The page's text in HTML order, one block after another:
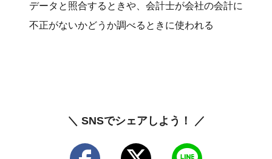
データと照合するときや、会計士が会社の会計に
不正がないかどうか調べるときに使われる
＼ SNSでシェアしよう！ ／